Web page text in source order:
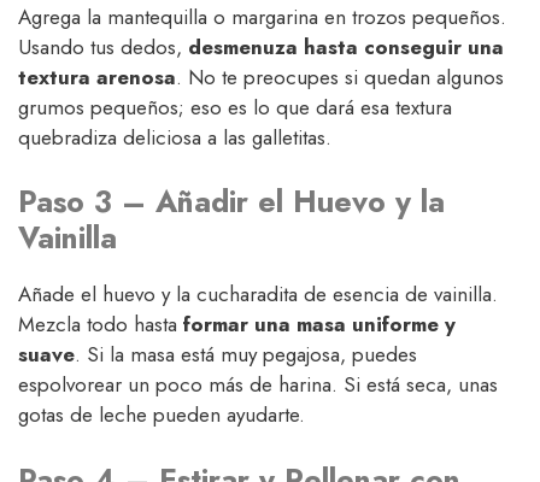
Agrega la mantequilla o margarina en trozos pequeños.
Usando tus dedos, desmenuza hasta conseguir una
textura arenosa. No te preocupes si quedan algunos
grumos pequeños; eso es lo que dará esa textura
quebradiza deliciosa a las galletitas.
Paso 3 – Añadir el Huevo y la
Vainilla
Añade el huevo y la cucharadita de esencia de vainilla.
Mezcla todo hasta formar una masa uniforme y
suave. Si la masa está muy pegajosa, puedes
espolvorear un poco más de harina. Si está seca, unas
gotas de leche pueden ayudarte.